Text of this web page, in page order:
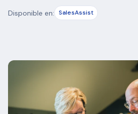
Disponible en: SalesAssist